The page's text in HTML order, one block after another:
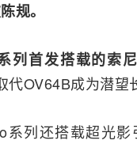
规。
列首发搭载的索
代OV64B成为潜望
系列还搭载超光